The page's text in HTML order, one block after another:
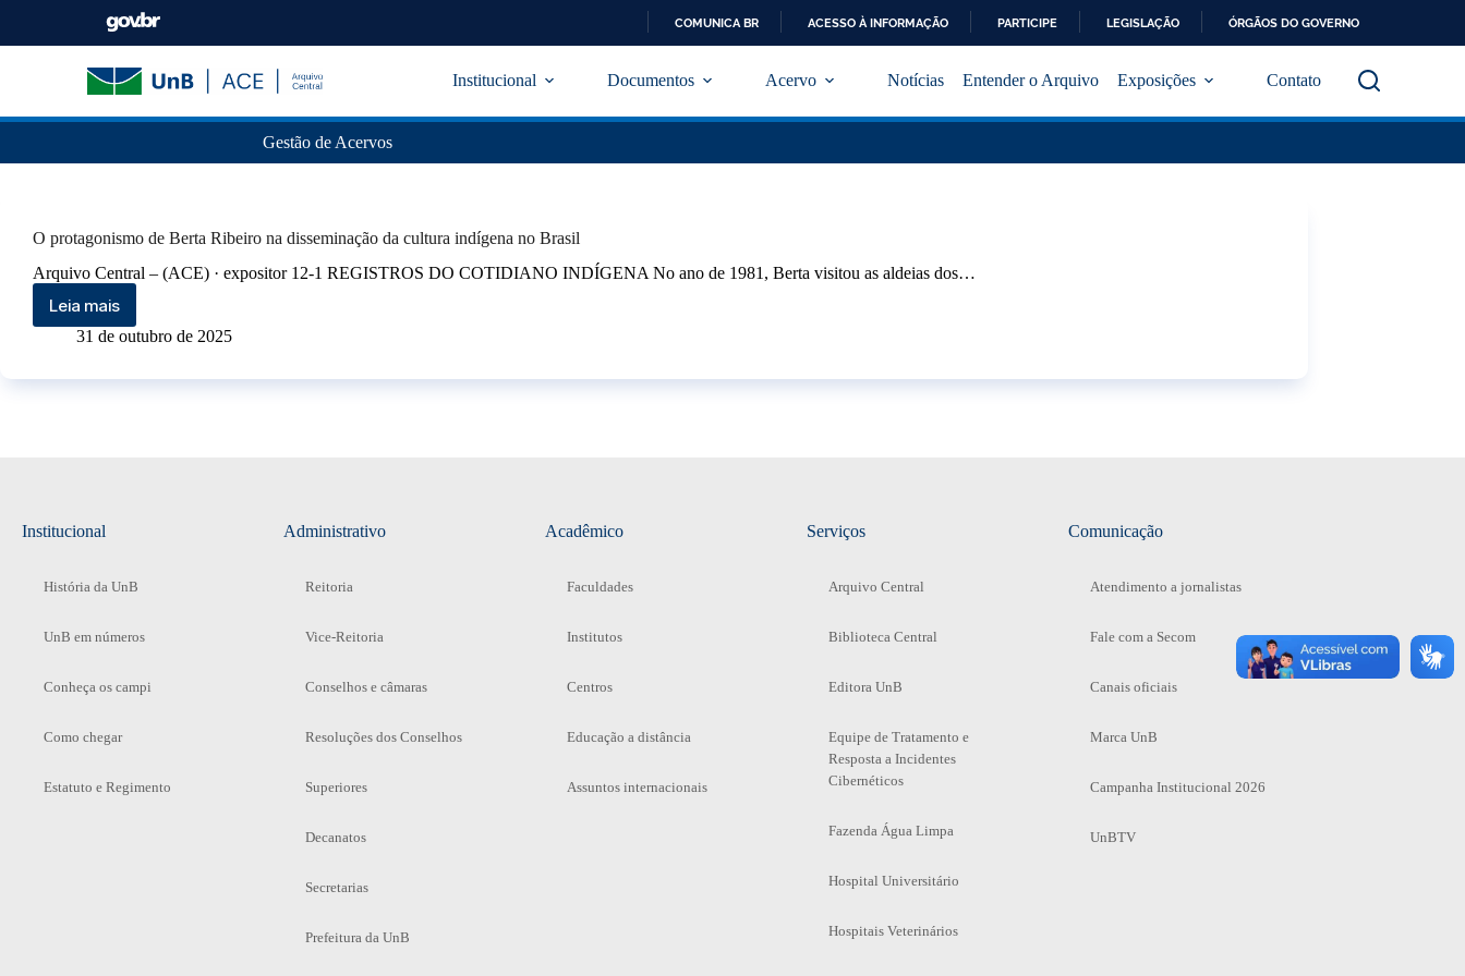
A
E
COMUNICA BR ACESSO À INFORMAÇÃO PARTICIPE LEGISLAÇÃO ÓRGÃOS DO GOVERNO
Institucional Documentos Acervo Notícias Entender o Arquivo Exposições Contato
Gestão de Acervos
O protagonismo de Berta Ribeiro na disseminação da cultura indígena no Brasil
Arquivo Central – (ACE) · expositor 12-1 REGISTROS DO COTIDIANO INDÍGENA No ano de 1981, Berta visitou as aldeias dos…
Leia mais
31 de outubro de 2025
Institucional
História da UnB
UnB em números
Conheça os campi
Como chegar
Estatuto e Regimento
Administrativo
Reitoria
Vice-Reitoria
Conselhos e câmaras
Resoluções dos Conselhos
Superiores
Decanatos
Secretarias
Prefeitura da UnB
Acadêmico
Faculdades
Institutos
Centros
Educação a distância
Assuntos internacionais
Serviços
Arquivo Central
Biblioteca Central
Editora UnB
Equipe de Tratamento e
Resposta a Incidentes
Cibernéticos
Fazenda Água Limpa
Hospital Universitário
Hospitais Veterinários
Comunicação
Atendimento a jornalistas
Fale com a Secom
Canais oficiais
Marca UnB
Campanha Institucional 2026
UnBTV